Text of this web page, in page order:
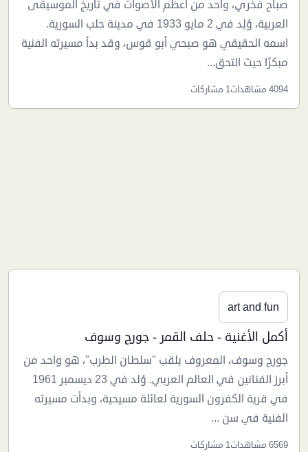
صباح فخري، واحد من أعظم الأصوات في تاريخ الموسيقى
العربية، وُلِد في 2 مايو 1933 في مدينة حلب السورية.
اسمه الحقيقي هو صبحي أبو قوس، وقد بدأ مسيرته الفنية
مبكرًا حيث التحق...
4094 مشاهدات 1 مشاركات
art and fun
أكمل الأغنية - حلف القمر - جورج وسوف
جورج وسوف، المعروف بلقب "سلطان الطرب"، هو واحد من
أبرز الفنانين في العالم العربي. وُلد في 23 ديسمبر 1961
في قرية الكفرون السورية لعائلة مسيحية، وبدأت مسيرته
الفنية في سن ...
6569 مشاهدات 1 مشاركات